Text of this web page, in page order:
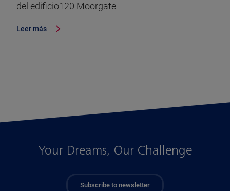
del edificio120 Moorgate
Leer más
Your Dreams, Our Challenge
Subscribe to newsletter